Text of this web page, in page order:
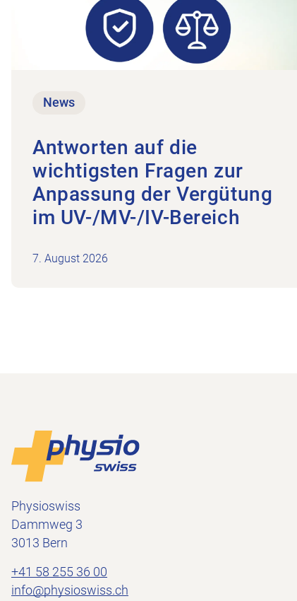
News
Antworten auf die
wichtigsten Fragen zur
Anpassung der Vergütung
im UV-/MV-/IV-Bereich
7. August 2026
Footer
Physioswiss
Dammweg 3
3013 Bern
+41 58 255 36 00
info@physioswiss.ch